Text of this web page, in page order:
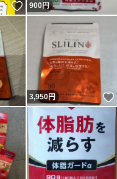
いいね！
900円
3,950円